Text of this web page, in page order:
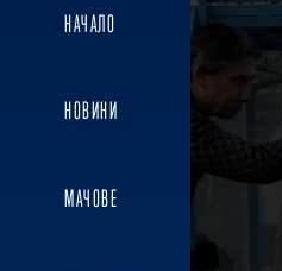
НАЧАЛО
НОВИНИ
МАЧОВЕ